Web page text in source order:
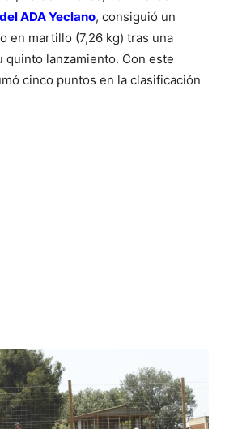
ADA Yeclano, consiguió un
en martillo (7,26 kg) tras una
quinto lanzamiento. Con este
cinco puntos en la clasificación